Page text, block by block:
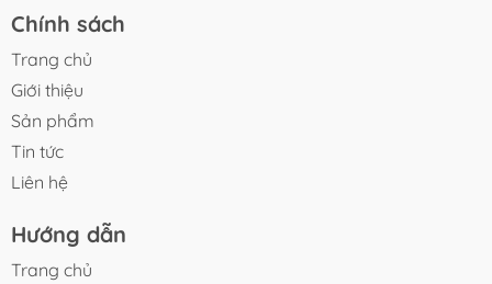
Chính sách
Trang chủ
Giới thiệu
Sản phẩm
Tin tức
Liên hệ
Hướng dẫn
Trang chủ